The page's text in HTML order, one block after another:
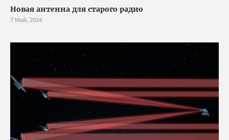
Новая антенна для старого радио
7 Май, 2024